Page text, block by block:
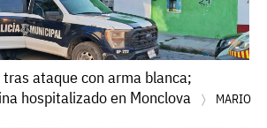
ataque con arma blanca;
hospitalizado en Monclova
MARIO